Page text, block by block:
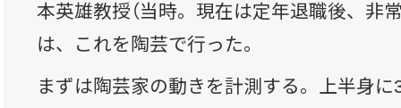
本英雄教授（当時。現在は定年退職後、非
は、これを陶芸で行った。
まずは陶芸家の動きを計測する。上半身